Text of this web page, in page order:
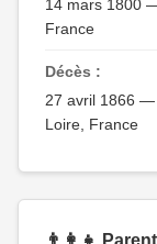
14 mars 1800
France
Décès :
27 avril 1866 —
Loire, France
👨‍👩‍👧